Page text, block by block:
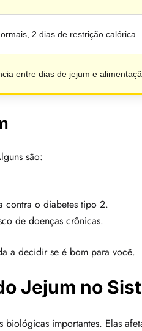
2 dias de restrição calórica
entre dias de jejum e
são:
contra o diabetes tipo 2.
de doenças crônicas.
a decidir se é bom para você.
Jejum no
biológicas importantes. Elas